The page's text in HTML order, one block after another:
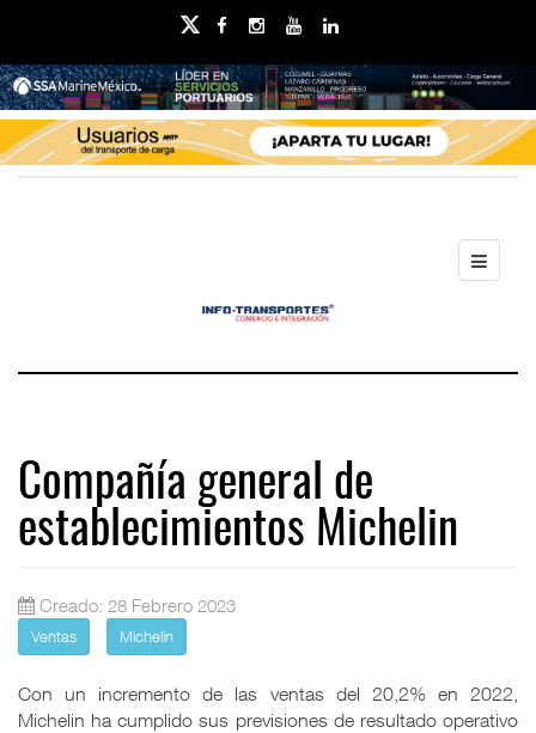
Compañía general de
establecimientos Michelin
Creado: 28 Febrero 2023
Ventas Michelin
Con un incremento de las ventas del 20,2% en 2022,
Michelin ha cumplido sus previsiones de resultado operativo